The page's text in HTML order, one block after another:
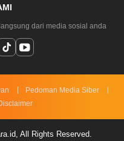
dari media sosial anda
Pedoman Media Siber
All Rights Reserved.